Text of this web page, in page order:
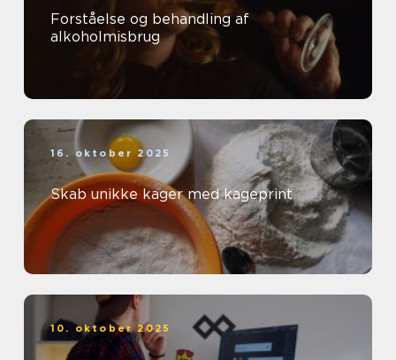
Forståelse og behandling af
alkoholmisbrug
16. oktober 2025
Skab unikke kager med kageprint
10. oktober 2025